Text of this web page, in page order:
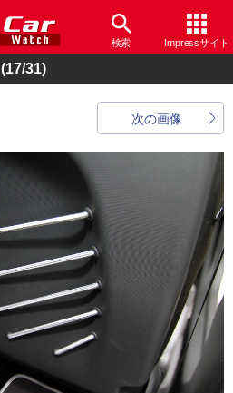
検索 Impressサイト
(17/31)
次の画像